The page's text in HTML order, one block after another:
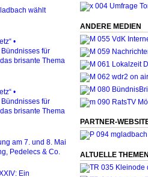
wählt
•
für
brisante Thema
•
für
brisante Thema
am 7. und 8. Mai
Pedelecs & Co.
Ein
ANDERE MEDIEN
PARTNER-
ALTUELLE